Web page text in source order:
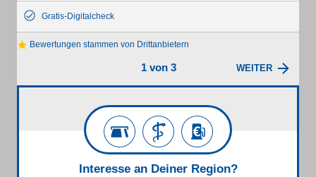
Gratis-Digitalcheck
Bewertungen stammen von Drittanbietern
1 von 3 WEITER
Interesse an Deiner Region?